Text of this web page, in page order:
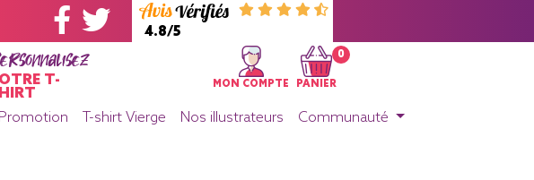
4.8/5
T- MON COMPTE
0
PANIER
Promotion T-shirt Vierge Nos illustrateurs Communauté